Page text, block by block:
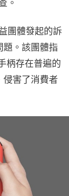
。
團體發起的訴
題。該團體指
柄存在普遍的
侵害了消費者